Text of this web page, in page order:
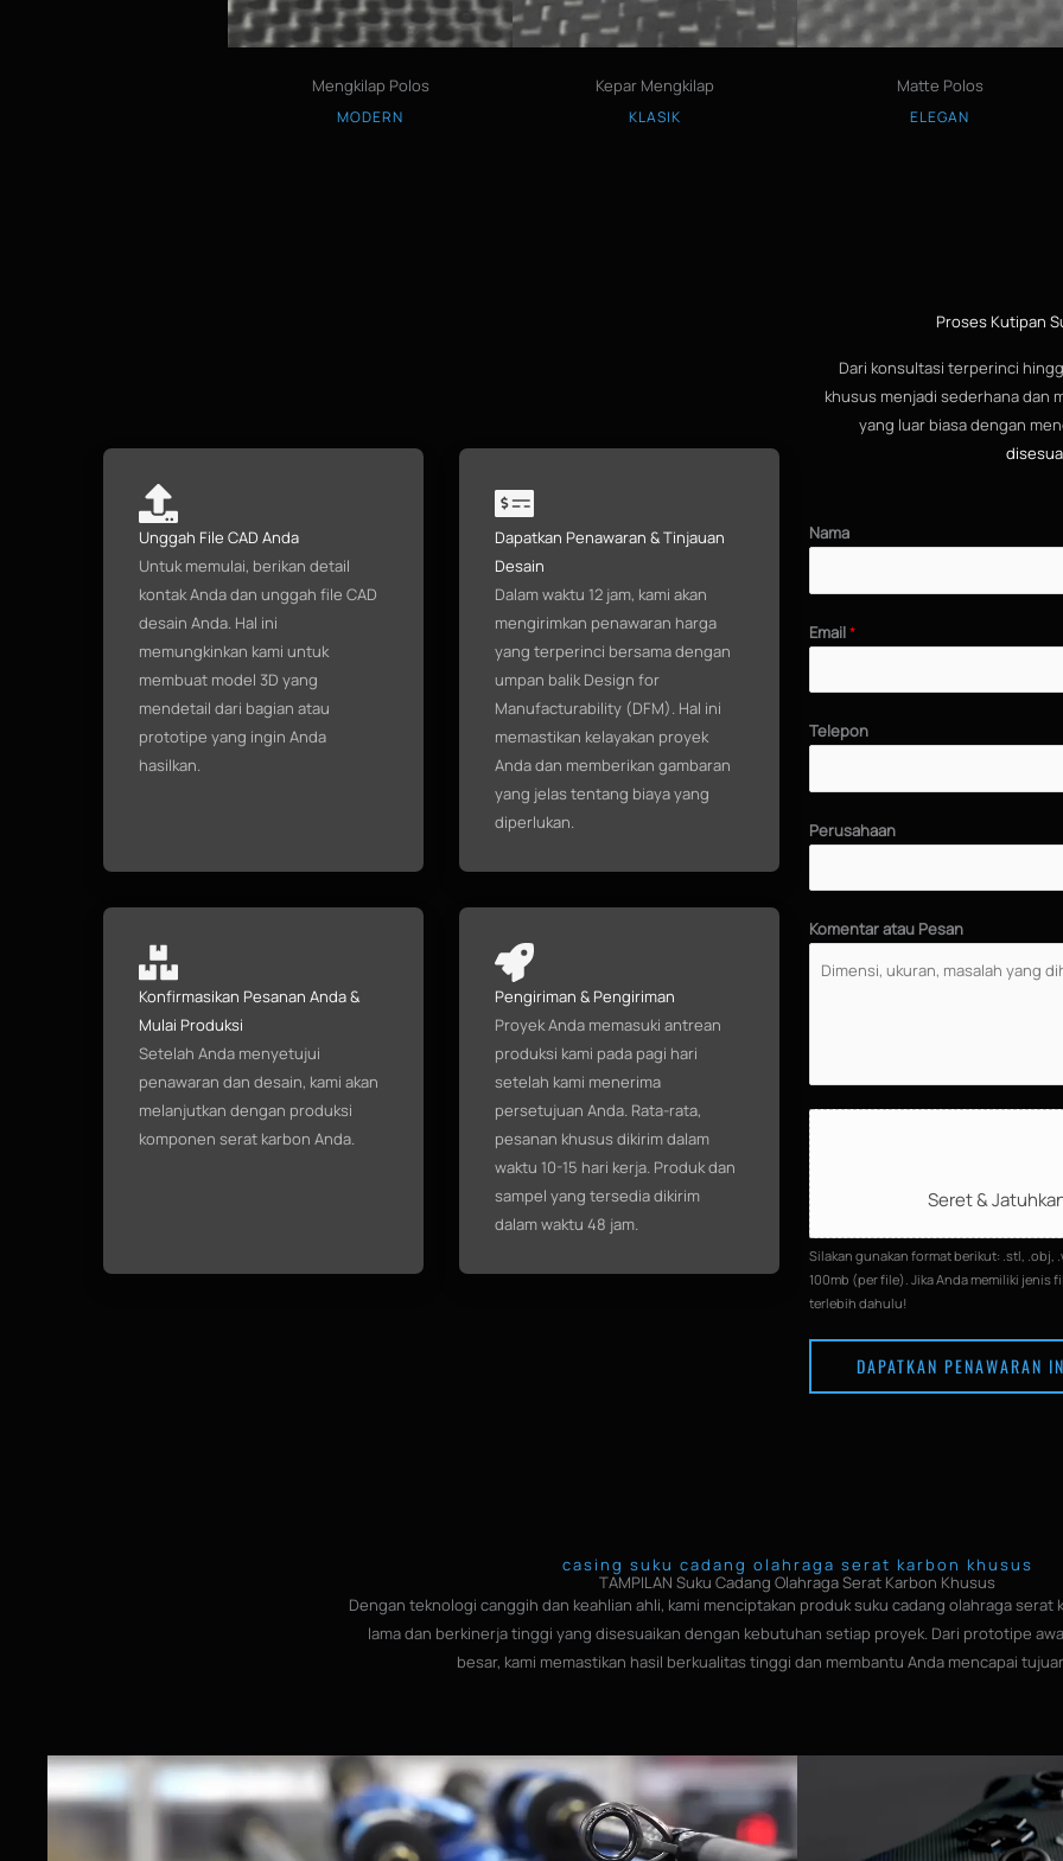
Mengkilap Polos
MODERN
Kepar Mengkilap
KLASIK
Matte Polos
ELEGAN
Unggah File CAD Anda
Untuk memulai, berikan detail
kontak Anda dan unggah file CAD
desain Anda. Hal ini
memungkinkan kami untuk
membuat model 3D yang
mendetail dari bagian atau
prototipe yang ingin Anda
hasilkan.
Dapatkan Penawaran & Tinjauan
Desain
Dalam waktu 12 jam, kami akan
mengirimkan penawaran harga
yang terperinci bersama dengan
umpan balik Design for
Manufacturability (DFM). Hal ini
memastikan kelayakan proyek
Anda dan memberikan gambaran
yang jelas tentang biaya yang
diperlukan.
Konfirmasikan Pesanan Anda &
Mulai Produksi
Setelah Anda menyetujui
penawaran dan desain, kami akan
melanjutkan dengan produksi
komponen serat karbon Anda.
Pengiriman & Pengiriman
Proyek Anda memasuki antrean
produksi kami pada pagi hari
setelah kami menerima
persetujuan Anda. Rata-rata,
pesanan khusus dikirim dalam
waktu 10-15 hari kerja. Produk dan
sampel yang tersedia dikirim
dalam waktu 48 jam.
Proses Kutipan
Dari konsultasi terperinci
khusus menjadi sederhana dan
yang luar biasa dengan
Nama
Email*
Telepon
Perusahaan
Komentar atau Pesan
U
n
g
g
a
h
Seret &
Silakan gunakan format berikut: .stl, .obj,
100mb (per file). Jika Anda memiliki jenis
terlebih dahulu!
DAPATKAN PENAWARAN
casing suku cadang olahraga serat karbon khusus
TAMPILAN Suku Cadang Olahraga Serat Karbon Khusus
Dengan teknologi canggih dan keahlian ahli, kami menciptakan produk suku cadang olahraga serat
lama dan berkinerja tinggi yang disesuaikan dengan kebutuhan setiap proyek. Dari prototipe
besar, kami memastikan hasil berkualitas tinggi dan membantu Anda mencapai